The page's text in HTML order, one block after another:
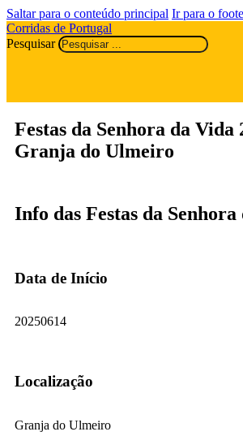
Saltar para o conteúdo principal Ir para o
Corridas de Portugal
Pesquisar
Festas da Senhora da Vida
Granja do Ulmeiro
Info das Festas da Senhora
Data de Início
20250614
Localização
Granja do Ulmeiro